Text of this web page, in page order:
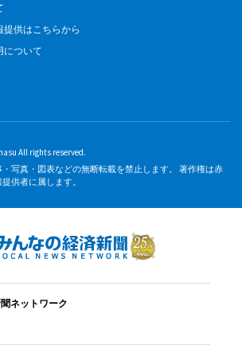
供はこちらから
について
All rights reserved.
写真・図表などの無断転載を禁止します。 著作権は赤
供者に属します。
ネットワーク